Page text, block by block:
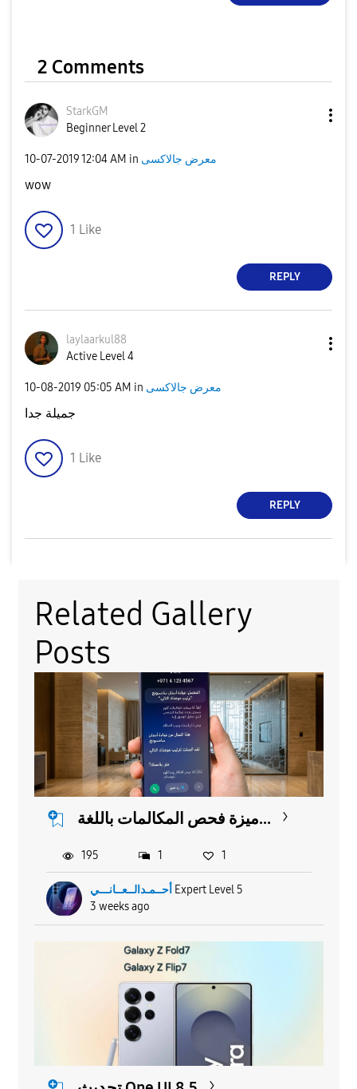
2 Comments
StarkGM
Beginner Level 2
‎10-07-201912:04 AM in معرض جالاكسى
wow
1 Like
REPLY
laylaarkul88
Active Level 4
‎10-08-2019 05:05 AM in معرض جالاكسى
جميلة جدا
1 Like
REPLY
Related Gallery
Posts
ميزة فحص المكالمات باللغة...
أحــمـدالــعــانـــي Expert Level 5
3 weeks ago
195 1 1